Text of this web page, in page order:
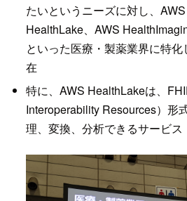
たいというニーズに対し、
HealthLake、AWS
といった医療・製薬業界に特
在
特に、AWS HealthLakeは、
Interoperability Resources）形
理、変換、分析できるサービス